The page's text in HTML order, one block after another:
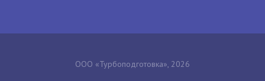
ООО «Турбоподготовка», 2026